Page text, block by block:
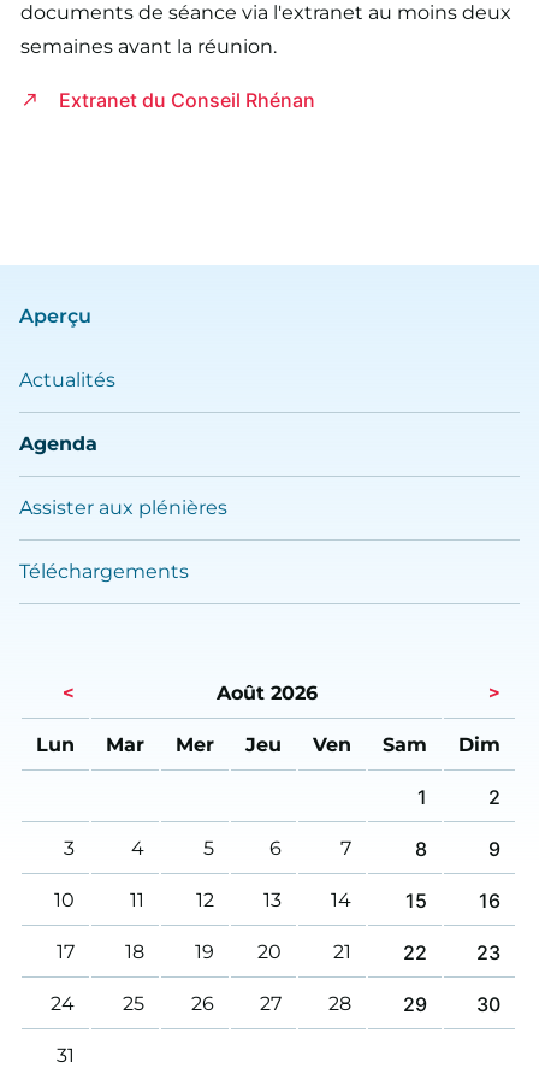
documents de séance via l'extranet au moins deux
semaines avant la réunion.
Extranet du Conseil Rhénan
Aperçu
Actualités
Agenda
Assister aux plénières
Téléchargements
< Août 2026 >
Lun Mar Mer Jeu Ven Sam Dim
1 2
3 4 5 6 7 8 9
10 11 12 13 14 15 16
17 18 19 20 21 22 23
24 25 26 27 28 29 30
31